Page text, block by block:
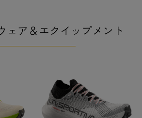
ェア＆エクイップメント